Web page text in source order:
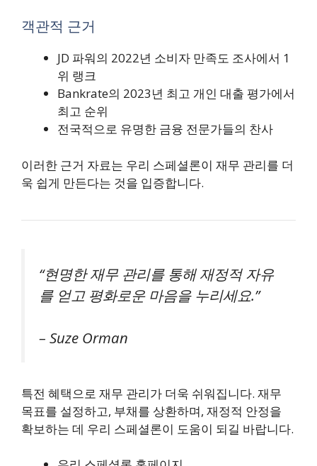
객관적 근거
JD 파워의 2022년 소비자 만족도 조사에서 1
위 랭크
Bankrate의 2023년 최고 개인 대출 평가에서
최고 순위
전국적으로 유명한 금융 전문가들의 찬사
이러한 근거 자료는 우리 스페셜론이 재무 관리를 더
욱 쉽게 만든다는 것을 입증합니다.
“현명한 재무 관리를 통해 재정적 자유
를 얻고 평화로운 마음을 누리세요.”
– Suze Orman
특전 혜택으로 재무 관리가 더욱 쉬워집니다. 재무
목표를 설정하고, 부채를 상환하며, 재정적 안정을
확보하는 데 우리 스페셜론이 도움이 되길 바랍니다.